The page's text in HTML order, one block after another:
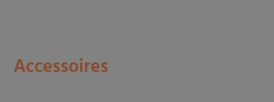
Accessoires